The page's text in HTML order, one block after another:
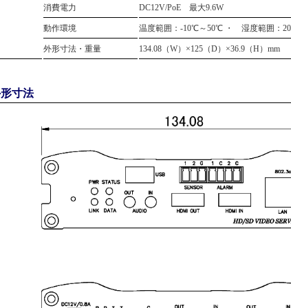
消費電力 DC12V/PoE 最大9.6W
動作環境 温度範囲：-10℃～50℃ ・ 湿度範囲：20
外形寸法・重量 134.08（W）×125（D）×36.9（H）
寸法